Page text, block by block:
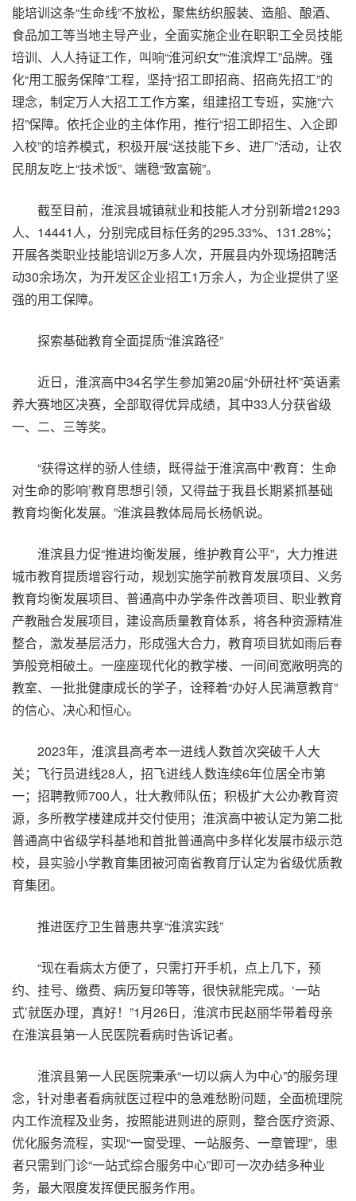
能培训这条“生命线”不放松，聚焦纺织服装、造船、酿酒、
食品加工等当地主导产业，全面实施企业在职职工全员技能
培训、人人持证工作，叫响“淮河织女”“淮滨焊工”品牌。强
化“用工服务保障”工程，坚持“招工即招商、招商先招工”的
理念，制定万人大招工工作方案，组建招工专班，实施“六
招”保障。依托企业的主体作用，推行“招工即招生、入企即
入校”的培养模式，积极开展“送技能下乡、进厂”活动，让农
民朋友吃上“技术饭”、端稳“致富碗”。
截至目前，淮滨县城镇就业和技能人才分别新增21293
人、14441人，分别完成目标任务的295.33%、131.28%；
开展各类职业技能培训2万多人次，开展县内外现场招聘活
动30余场次，为开发区企业招工1万余人，为企业提供了坚
强的用工保障。
探索基础教育全面提质“淮滨路径”
近日，淮滨高中34名学生参加第20届“外研社杯”英语素
养大赛地区决赛，全部取得优异成绩，其中33人分获省级
一、二、三等奖。
“获得这样的骄人佳绩，既得益于淮滨高中‘教育：生命
对生命的影响’教育思想引领，又得益于我县长期紧抓基础
教育均衡化发展。”淮滨县教体局局长杨帆说。
淮滨县力促“推进均衡发展，维护教育公平”，大力推进
城市教育提质增容行动，规划实施学前教育发展项目、义务
教育均衡发展项目、普通高中办学条件改善项目、职业教育
产教融合发展项目，建设高质量教育体系，将各种资源精准
整合，激发基层活力，形成强大合力，教育项目犹如雨后春
笋般竞相破土。一座座现代化的教学楼、一间间宽敞明亮的
教室、一批批健康成长的学子，诠释着“办好人民满意教育”
的信心、决心和恒心。
2023年，淮滨县高考本一进线人数首次突破千人大
关；飞行员进线28人，招飞进线人数连续6年位居全市第
一；招聘教师700人，壮大教师队伍；积极扩大公办教育资
源，多所教学楼建成并交付使用；淮滨高中被认定为第二批
普通高中省级学科基地和首批普通高中多样化发展市级示范
校，县实验小学教育集团被河南省教育厅认定为省级优质教
育集团。
推进医疗卫生普惠共享“淮滨实践”
“现在看病太方便了，只需打开手机，点上几下，预
约、挂号、缴费、病历复印等等，很快就能完成。‘一站
式’就医办理，真好！”1月26日，淮滨市民赵丽华带着母亲
在淮滨县第一人民医院看病时告诉记者。
淮滨县第一人民医院秉承“一切以病人为中心”的服务理
念，针对患者看病就医过程中的急难愁盼问题，全面梳理院
内工作流程及业务，按照能进则进的原则，整合医疗资源、
优化服务流程，实现“一窗受理、一站服务、一章管理”，患
者只需到门诊“一站式综合服务中心”即可一次办结多种业
务，最大限度发挥便民服务作用。